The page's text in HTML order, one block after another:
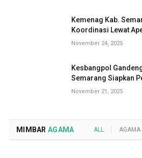
Kemenag Kab.
Koordinasi Lewat
November 24, 2025
Kesbangpol
Semarang Siapkan
November 21, 2025
MIMBAR AGAMA ALL AGAMA